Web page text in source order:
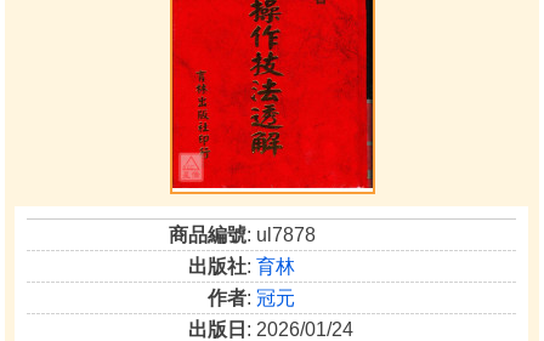
商品編號: ul7878
出版社:育林
作者:冠元
出版日 : 2026/01/24